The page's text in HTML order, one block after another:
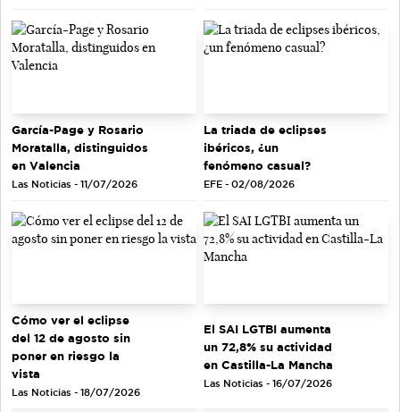
García-Page y Rosario
Moratalla, distinguidos
en Valencia
Las Noticias - 11/07/2026
La triada de eclipses
ibéricos, ¿un
fenómeno casual?
EFE - 02/08/2026
Cómo ver el eclipse
del 12 de agosto sin
poner en riesgo la
vista
Las Noticias - 18/07/2026
El SAI LGTBI aumenta
un 72,8% su actividad
en Castilla-La Mancha
Las Noticias - 16/07/2026